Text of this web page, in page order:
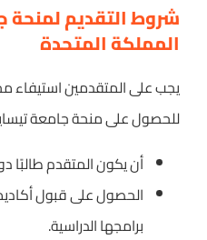
شروط التقديم لمنحة
المملكة المتحدة
يجب على المتقدمين
للحصول على منحة جامعة
أن يكون المتقدم طالبًا
الحصول على قبول
برامجها الدراسية.